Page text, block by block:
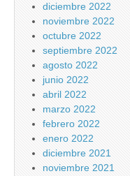
diciembre 2022
noviembre 2022
octubre 2022
septiembre 2022
agosto 2022
junio 2022
abril 2022
marzo 2022
febrero 2022
enero 2022
diciembre 2021
noviembre 2021